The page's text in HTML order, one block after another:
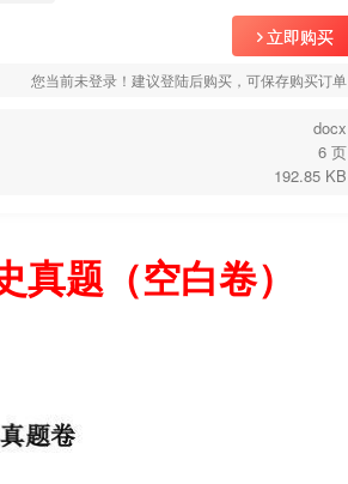
立即购买
您当前未登录！建议登陆后购买，可保存购买订单
docx
6 页
192.85 KB
题（空白卷）